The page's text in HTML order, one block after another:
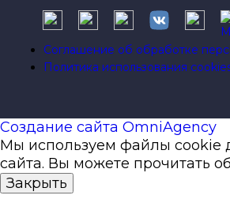
Соглашение об обработке
Политика использования
Создание сайта OmniAgency
Мы используем файлы cookie
сайта. Вы можете прочитать
Закрыть